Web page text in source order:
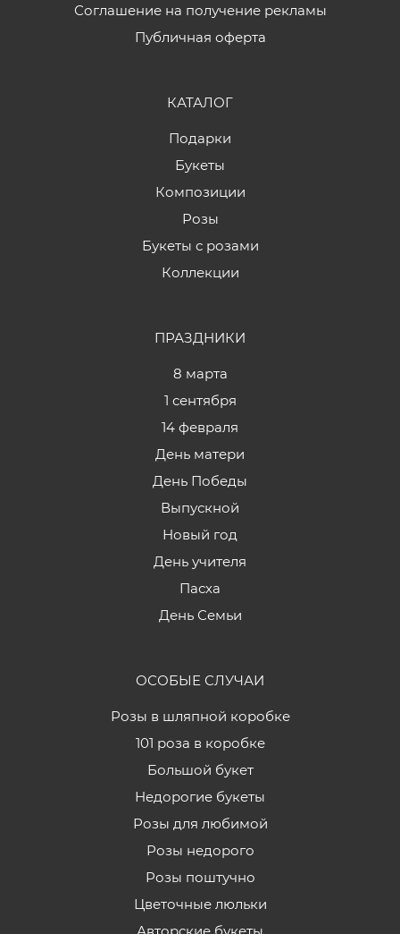
Соглашение на получение рекламы
Публичная оферта
КАТАЛОГ
Подарки
Букеты
Композиции
Розы
Букеты с розами
Коллекции
ПРАЗДНИКИ
8 марта
1 сентября
14 февраля
День матери
День Победы
Выпускной
Новый год
День учителя
Пасха
День Семьи
ОСОБЫЕ СЛУЧАИ
Розы в шляпной коробке
101 роза в коробке
Большой букет
Недорогие букеты
Розы для любимой
Розы недорого
Розы поштучно
Цветочные люльки